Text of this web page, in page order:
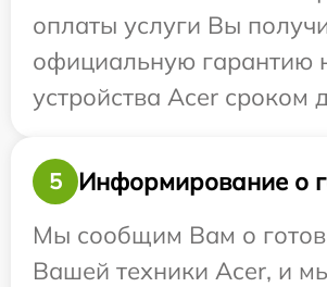
оплаты услуги Вы
официальную гарантию
устройства Acer сроком
5
Информирование о
Мы сообщим Вам о
Вашей техники Acer, и